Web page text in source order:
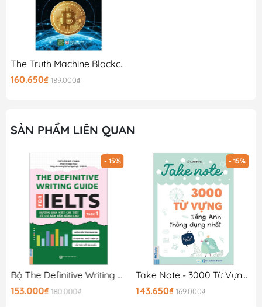
The Truth Machine Blockchain Và Tương Lai Của Tiền Tệ
160.650₫ 189.000₫
SẢN PHẨM LIÊN QUAN
- 15%
Bộ The Definitive Writing Guide For IELTS - Task 1
153.000₫ 180.000₫
- 15%
Take Note - 3000 Từ Vựng Tiếng Anh Thông Dụng Nhất
143.650₫ 169.000₫